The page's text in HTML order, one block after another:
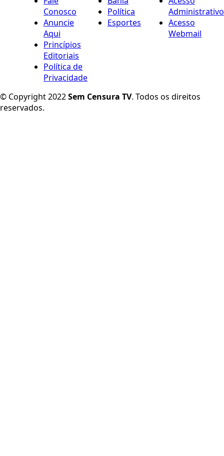
Conosco
Anuncie
Aqui
Princípios
Editoriais
Política de
Privacidade
Política
Esportes
Administrativo
Acesso
Webmail
© Copyright 2022Sem Censura TV. Todos os direitos
reservados.